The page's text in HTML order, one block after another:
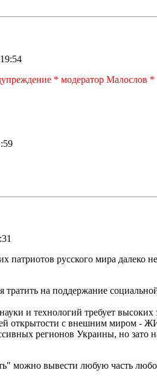
* модератор Малослов *
патриотов русского мира далеко
тратить на поддержание
и технологий требует
открытости с внешним
регионов Украины, но
можно вывести любую часть